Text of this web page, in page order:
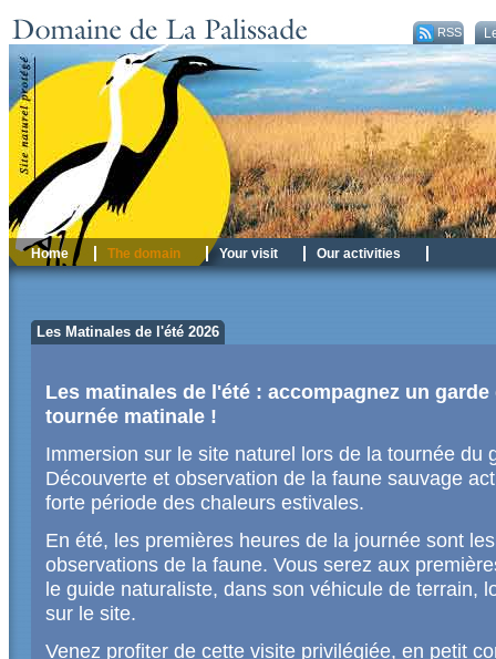
RSS
Home The domain Your visit Our activities
Les Matinales de l'été 2026
Les matinales de l'été : accompagnez un
tournée matinale !
Immersion sur le site naturel lors de la tournée du
Découverte et observation de la faune sauvage
forte période des chaleurs estivales.
En été, les premières heures de la journée sont
observations de la faune. Vous serez aux
le guide naturaliste, dans son véhicule de terrain,
sur le site.
Venez profiter de cette visite privilégiée, en petit